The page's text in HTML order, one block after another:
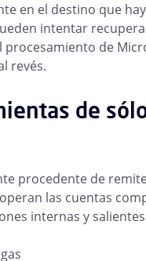
en el destino que
intentar
de
revés.
de
procedente de
las cuentas
internas y